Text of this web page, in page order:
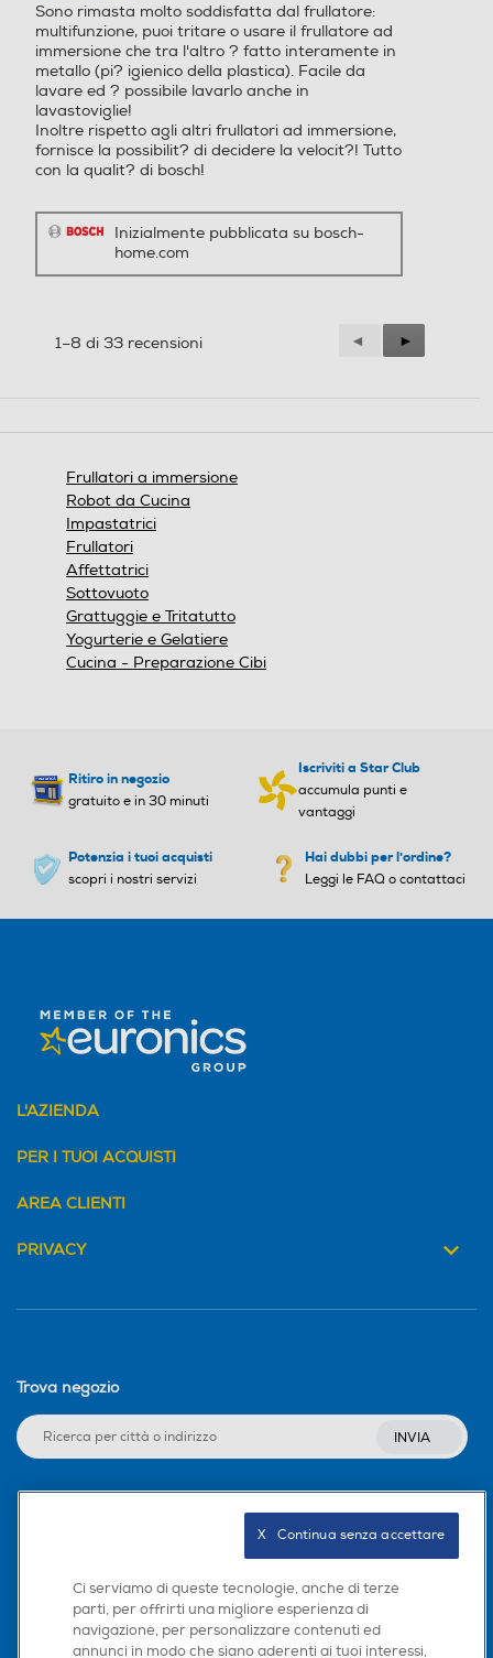
stelle.
Sono rimasta molto soddisfatta dal frullatore:
multifunzione, puoi tritare o usare il frullatore ad
immersione che tra l'altro ? fatto interamente in
metallo (pi? igienico della plastica). Facile da
lavare ed ? possibile lavarlo anche in
lavastoviglie!
Inoltre rispetto agli altri frullatori ad immersione,
fornisce la possibilit? di decidere la velocit?! Tutto
con la qualit? di bosch!
Inizialmente pubblicata su bosch-
home.com
1–8 di 33 recensioni
Precedente
Reviews
◄
Successiva
Reviews
►
Frullatori a immersione
Robot da Cucina
Impastatrici
Frullatori
Affettatrici
Sottovuoto
Grattuggie e Tritatutto
Yogurterie e Gelatiere
Cucina - Preparazione Cibi
Ritiro in negozio
gratuito e in 30 minuti
Iscriviti a Star Club
accumula punti e
vantaggi
Potenzia i tuoi acquisti
scopri i nostri servizi
Hai dubbi per l'ordine?
Leggi le FAQ o contattaci
L'AZIENDA
PER I TUOI ACQUISTI
AREA CLIENTI
PRIVACY
Trova negozio
INVIA
Scarica la nostra app
Ci serviamo di queste tecnologie, anche di terze
parti, per offrirti una migliore esperienza di
navigazione, per personalizzare contenuti ed
annunci in modo che siano aderenti ai tuoi interessi,
X   Continua senza accettare